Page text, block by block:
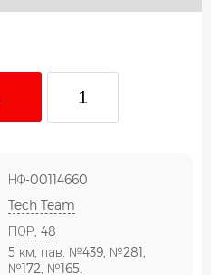
НФ-00114660
Tech Team
ПОР, 48
5 км, пав. №439, №281,
№172, №165.